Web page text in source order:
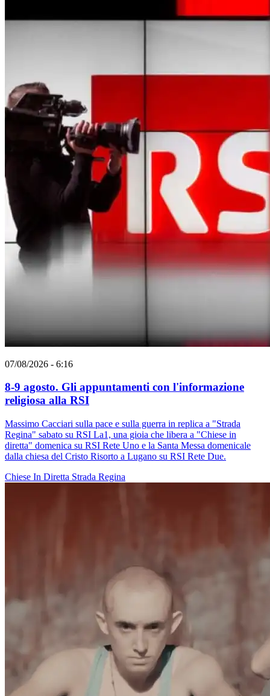
07/08/2026 - 6:16
8-9 agosto. Gli appuntamenti con l'informazione
religiosa alla RSI
Massimo Cacciari sulla pace e sulla guerra in replica a "Strada
Regina" sabato su RSI La1, una gioia che libera a "Chiese in
diretta" domenica su RSI Rete Uno e la Santa Messa domenicale
dalla chiesa del Cristo Risorto a Lugano su RSI Rete Due.
Chiese In Diretta Strada Regina